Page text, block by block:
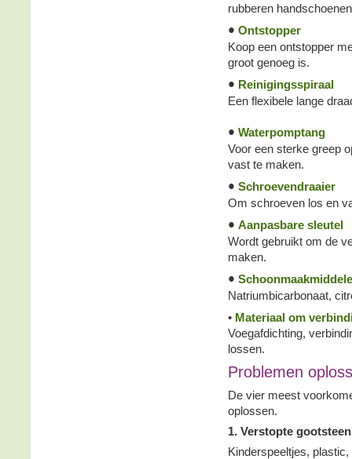
rubberen
• Ontstopper
Koop een ontstopper
groot genoeg is.
• Reinigingsspiraal
Een flexibele lange
• Waterpomptang
Voor een sterke greep
vast te maken.
• Schroevendraaier
Om schroeven los en
• Aanpasbare sleutel
Wordt gebruikt om de
maken.
•
Natriumbicarbonaat,
• Materiaal om
Voegafdichting,
lossen.
Problemen
De vier meest
oplossen.
1. Verstopte gootsteen
Kinderspeeltjes,